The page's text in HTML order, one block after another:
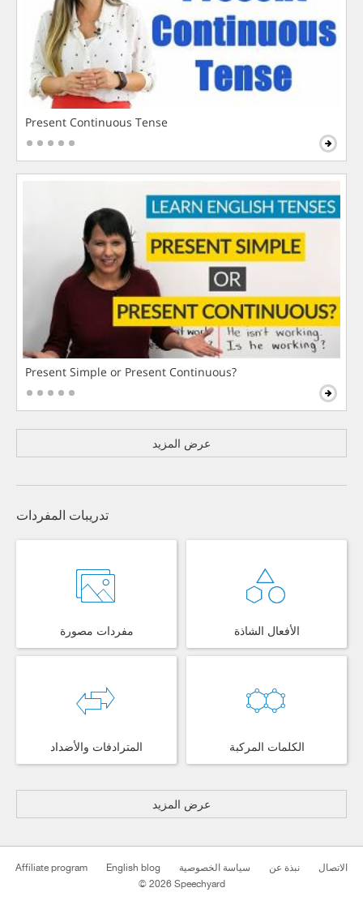
Present Continuous Tense
Present Simple or Present Continuous?
عرض المزيد
تدريبات المفردات
مفردات مصورة الأفعال الشاذة
المترادفات والأضداد الكلمات المركبة
عرض المزيد
Affiliate program English blog سياسة الخصوصية نبذة عن
الاتصال
© 2026 Speechyard